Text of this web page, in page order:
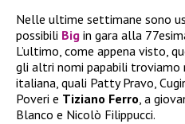
Nelle ultime settimane sono
possibili Big in gara alla
L’ultimo, come appena visto,
gli altri nomi papabili troviamo
italiana, quali Patty Pravo,
Poveri e Tiziano Ferro, a
Blanco e Nicolò Filippucci.